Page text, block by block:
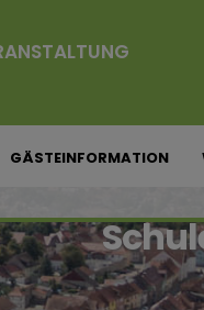
GÄSTEINFORMATION